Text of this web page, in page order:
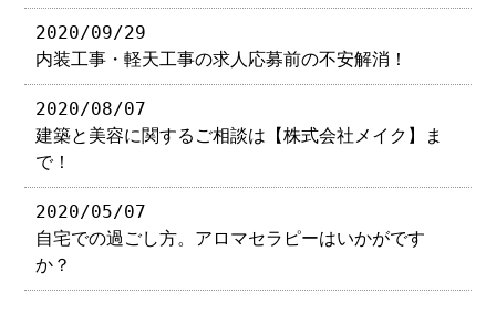
2020/09/29
内装工事・軽天工事の求人応募前の不安解消！
2020/08/07
建築と美容に関するご相談は【株式会社メイク】ま
で！
2020/05/07
自宅での過ごし方。アロマセラピーはいかがです
か？